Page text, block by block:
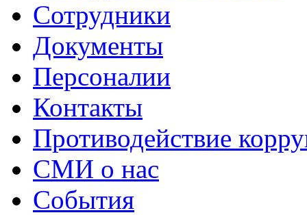
Сотрудники
Документы
Персоналии
Контакты
Противодействие
СМИ о нас
События